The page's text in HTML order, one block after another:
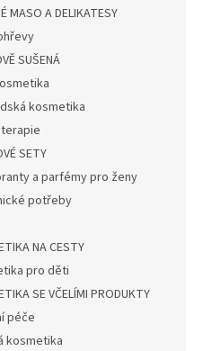
MASO A DELIKATESY
SUŠENÁ
kosmetika
SETY
a parfémy pro ženy
potřeby
NA CESTY
pro děti
SE VČELÍMI PRODUKTY
péče
kosmetika